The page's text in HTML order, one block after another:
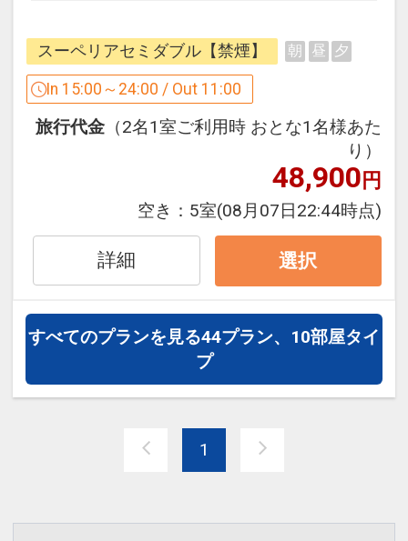
る荷物は無料とさせていただきます。
＊One Harmony会員様は無料とさせてい
ただきます。
何卒ご理解賜りますよう、お願い申し上
設定期間：2022年1月12日～2027年2月
インターネットコース番号：DP-2-
200000007107
ビジネス街本町エリアも徒歩圏内。
どこに行くにも便利なロケーション!!
◎大阪メトロ御堂筋線・長堀鶴見緑地線
◎「道頓堀」「アメリカ村」「なんばグ
ランド花月」等の観光スポットは徒歩圏
洗練されたゆとりの空間とホスピタリテ
ィ溢れるおもてなしをお届けいたしま
【お知らせ】ご宿泊におけるお荷物の事
ご到着予定日の4日前までに郵送、宅配
保管料といたしまして1日につき1個あた
＊ご到着予定日の3日前以降お預かりす
スーペリアセミダブル【禁煙】 朝 昼 夕
In 15:00～24:00 / Out 11:00
旅行代金 （2名1室ご利用時 おとな1名様あた
り）
48,900円
空き： 5室(08月07日22:44時点)
詳細 選択
すべてのプランを見る44プラン、10部屋タイ
プ
1